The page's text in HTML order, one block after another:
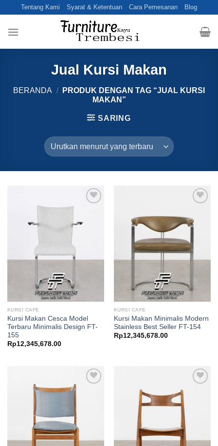
content
Tentang Kami Syarat & Ketentuan Cara Pemesanan Blog
Jual Kursi Makan
BERANDA /
PRODUK DENGAN TAG “JUAL KURSI
MAKAN”
SARING
KURSI CAFE
Kursi Makan Cesca Model
Terbaru Minimalis Design FT-
155
Rp12,345,678.00
KURSI CAFE
Kursi Makan Minimalis Modern
Stainless Best Seller FT-154
Rp12,345,678.00